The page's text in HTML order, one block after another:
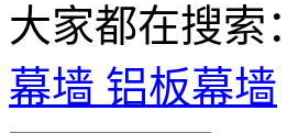
大家都在搜索：
幕墙 铝板幕墙